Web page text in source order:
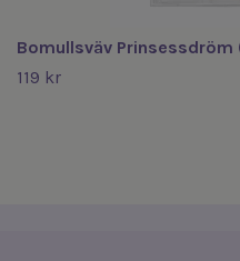
Bomullsväv Prinsessdröm
119 kr